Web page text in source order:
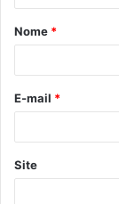
á
r
*
Nome *
E-mail *
Site